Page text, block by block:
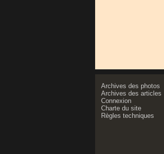
Archives des photos
Archives des articles
Connexion
Charte du site
Règles techniques